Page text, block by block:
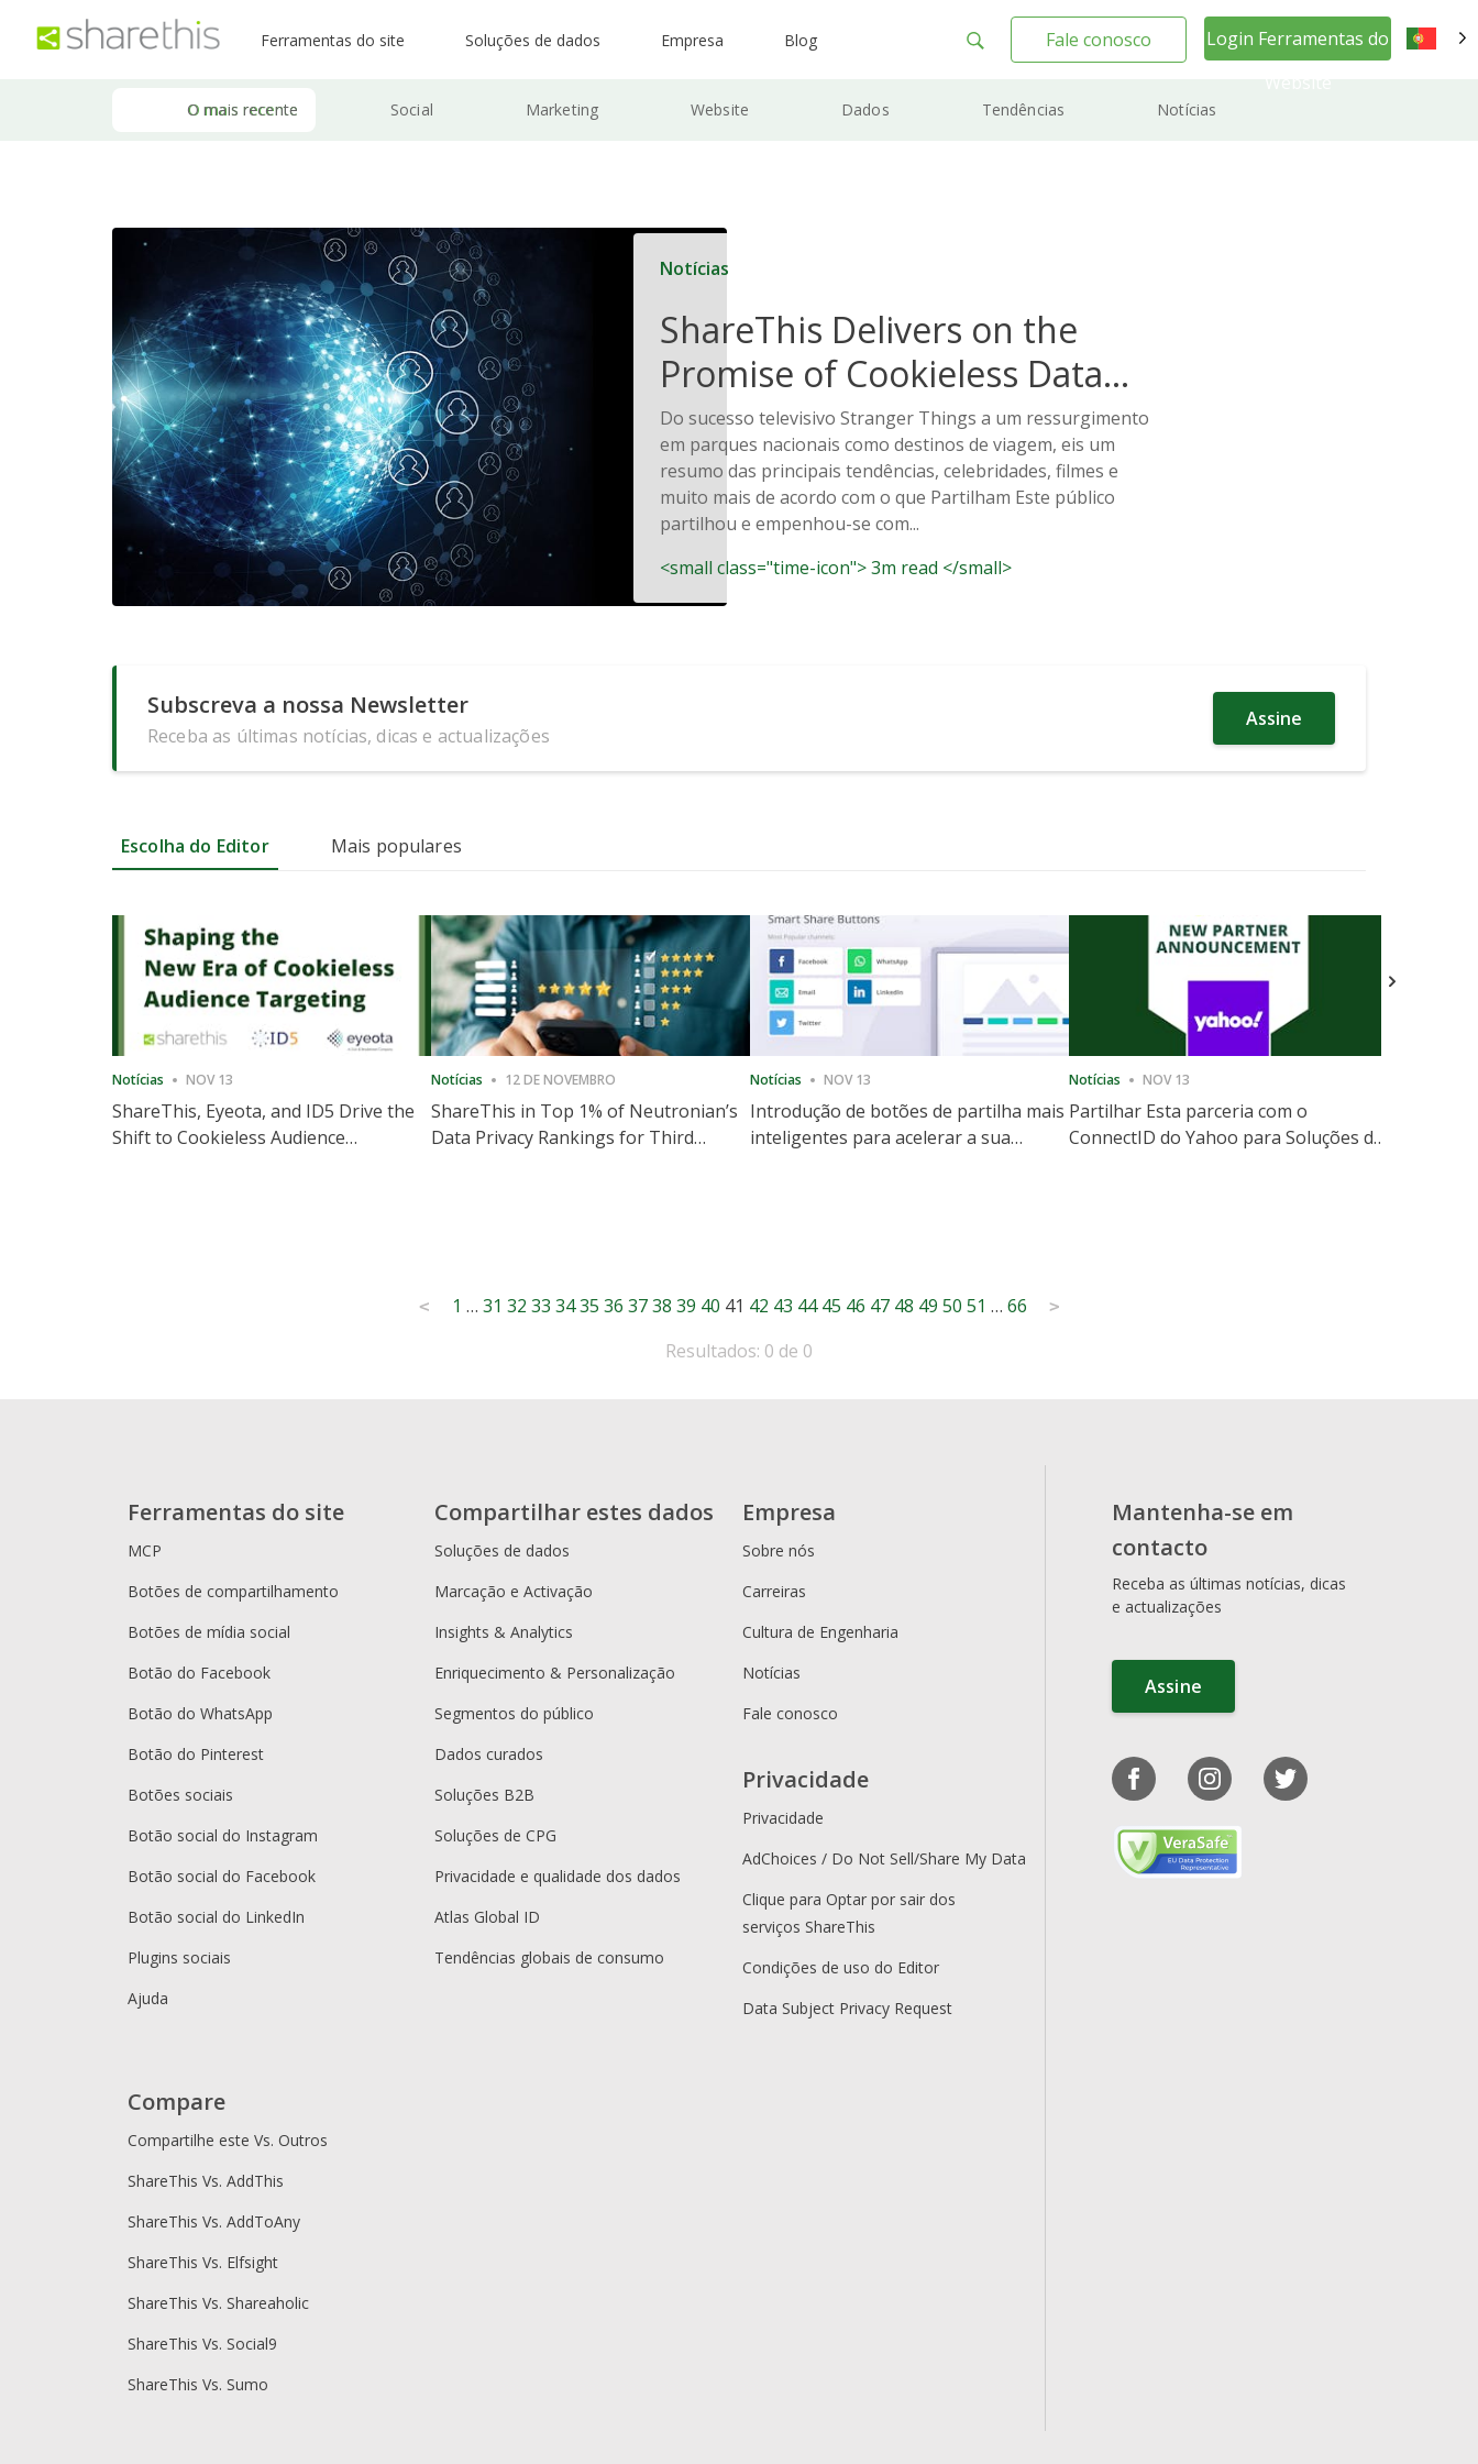
Ferramentas do site Soluções de dados Empresa Blog Fale conosco
Login Ferramentas do
O mais recente Social Marketing Website Dados Tendências Notícias
Notícias
ShareThis Delivers on the
Promise of Cookieless Data
Solutions
Do sucesso televisivo Stranger Things a um ressurgimento
em parques nacionais como destinos de viagem, eis um
resumo das principais tendências, celebridades, filmes e
muito mais de acordo com o que Partilham Este público
partilhou e empenhou-se com...
<small class="time-icon"> 3m read </small>
Subscreva a nossa Newsletter
Receba as últimas notícias, dicas e actualizações
Assine
Escolha do Editor Mais populares
Notícias NOV 13
ShareThis, Eyeota, and ID5 Drive the
Shift to Cookieless Audience
Notícias 12 DE NOVEMBRO
ShareThis in Top 1% of Neutronian’s
Data Privacy Rankings for Third
Notícias NOV 13
Introdução de botões de partilha mais
inteligentes para acelerar a sua
Notícias NOV 13
Partilhar Esta parceria com o
ConnectID do Yahoo para Soluções de
< 1 … 31 32 33 34 35 36 37 38 39 40 41 42 43 44 45 46 47 48 49 50 51 … 66 >
Resultados: 0 de 0
Ferramentas do site
MCP
Botões de compartilhamento
Botões de mídia social
Botão do Facebook
Botão do WhatsApp
Botão do Pinterest
Botões sociais
Botão social do Instagram
Botão social do Facebook
Botão social do LinkedIn
Plugins sociais
Ajuda
Compartilhar estes dados
Soluções de dados
Marcação e Activação
Insights & Analytics
Enriquecimento & Personalização
Segmentos do público
Dados curados
Soluções B2B
Soluções de CPG
Privacidade e qualidade dos dados
Atlas Global ID
Tendências globais de consumo
Empresa
Sobre nós
Carreiras
Cultura de Engenharia
Notícias
Fale conosco
Privacidade
Privacidade
AdChoices / Do Not Sell/Share My Data
Clique para Optar por sair dos
serviços ShareThis
Condições de uso do Editor
Data Subject Privacy Request
Compare
Compartilhe este Vs. Outros
ShareThis Vs. AddThis
ShareThis Vs. AddToAny
ShareThis Vs. Elfsight
ShareThis Vs. Shareaholic
ShareThis Vs. Social9
ShareThis Vs. Sumo
Mantenha-se em
contacto
Receba as últimas notícias, dicas
e actualizações
Assine